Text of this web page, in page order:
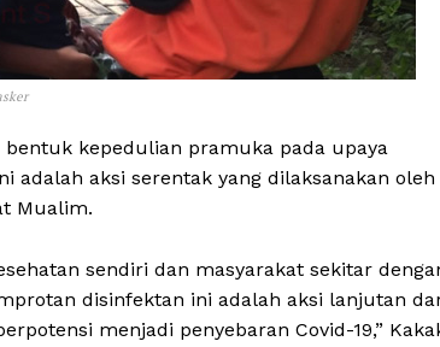
kepedulian pramuka pada upaya
adalah aksi serentak yang dilaksanakan oleh
Mualim.
sendiri dan masyarakat sekitar
disinfektan ini adalah aksi lanjutan
menjadi penyebaran Covid-19,”